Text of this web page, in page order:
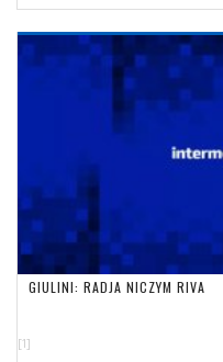
GIULINI: RADJA NICZYM RIVA
[1]